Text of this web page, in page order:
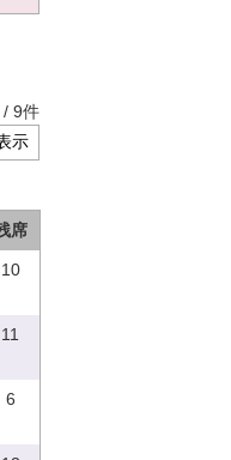
/ 9件
席
10
11
6